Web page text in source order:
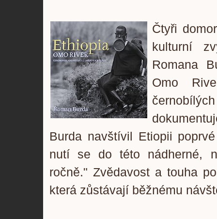
Čtyři
kulturní
Romana
Omo
Burda navštívil Etiopii
nutí se do této nádherné,
ročně." Zvědavost a touha
která zůstávají běžnému